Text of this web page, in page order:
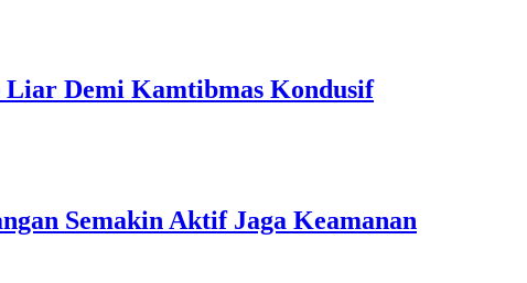
Liar Demi Kamtibmas Kondusif
Semakin Aktif Jaga Keamanan